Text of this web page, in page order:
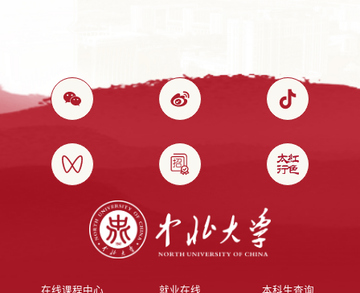
在线课程中心 就业在线 本科生查询